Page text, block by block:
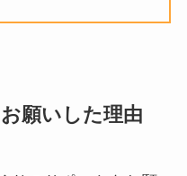
願いした理由